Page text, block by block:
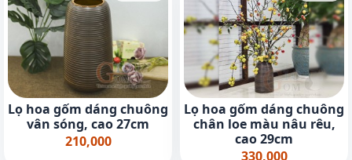
Lọ hoa gốm dáng chuông
vân sóng, cao 27cm
210,000
Lọ hoa gốm dáng chuông
chân loe màu nâu rêu,
cao 29cm
330,000